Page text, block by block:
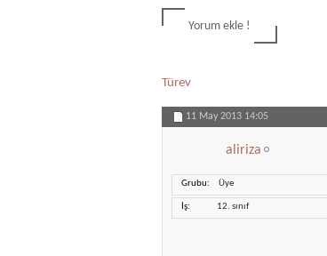
Yorum ekle !
Türev
11 May 2013 14:05
aliriza
Grubu Üye
İş 12. sınıf